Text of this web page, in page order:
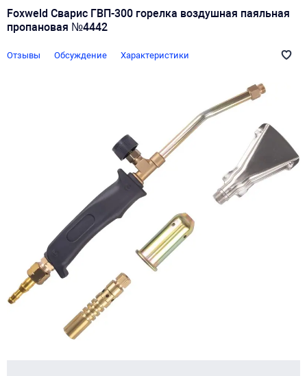
Foxweld Сварис ГВП-300 горелка воздушная паяльная
пропановая №4442
Отзывы Обсуждение Характеристики